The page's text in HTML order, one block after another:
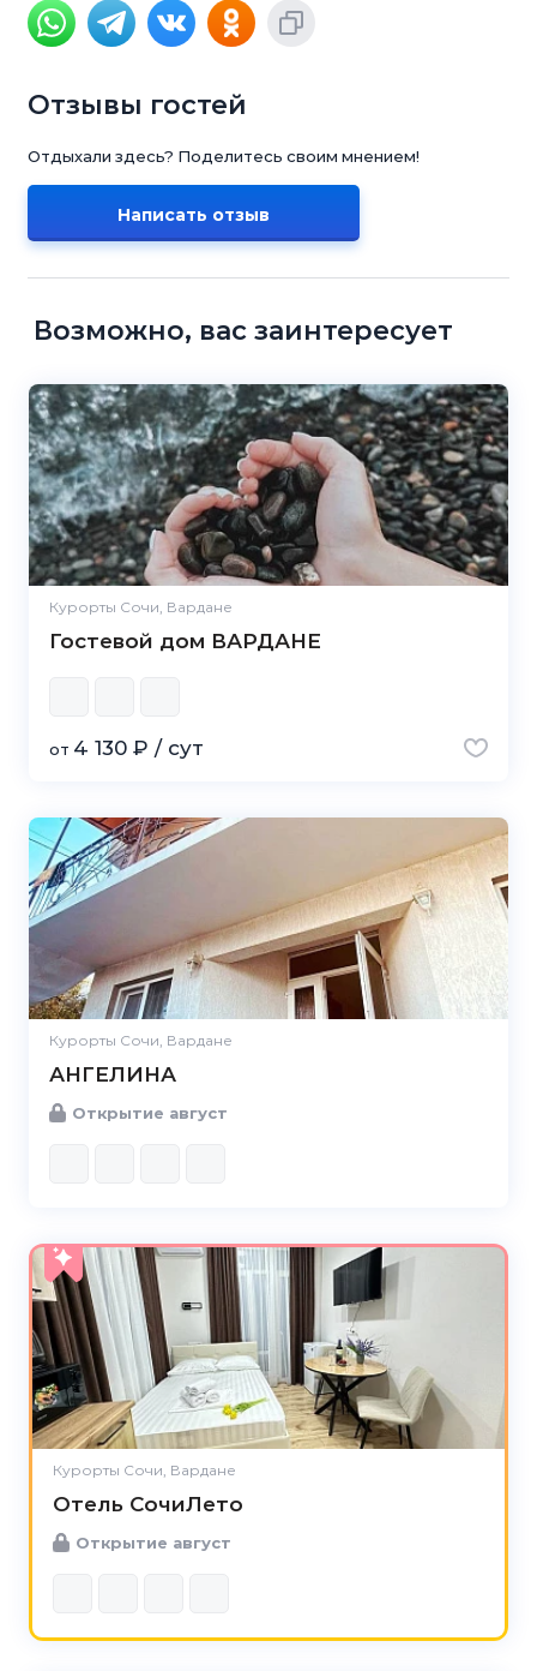
Отзывы гостей
Отдыхали здесь? Поделитесь своим мнением!
Написать отзыв
Возможно, вас заинтересует
Курорты Сочи, Вардане
Гостевой дом ВАРДАНЕ
от 4 130 ₽ / сут
Курорты Сочи, Вардане
АНГЕЛИНА
Открытие август
Курорты Сочи, Вардане
Отель СочиЛето
Открытие август